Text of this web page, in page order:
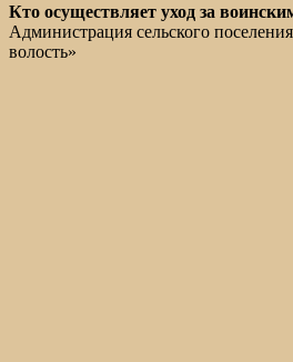
Кто осуществляет уход за
Администрация сельского
волость»